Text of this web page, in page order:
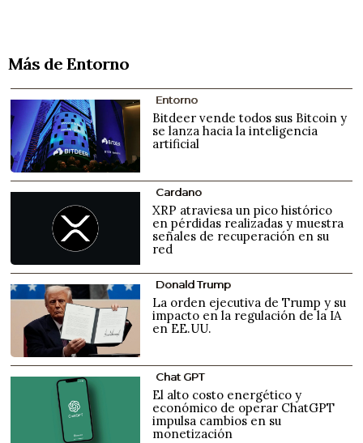
Más de Entorno
Entorno
Bitdeer vende todos sus Bitcoin y
se lanza hacia la inteligencia
artificial
Cardano
XRP atraviesa un pico histórico
en pérdidas realizadas y muestra
señales de recuperación en su
red
Donald Trump
La orden ejecutiva de Trump y su
impacto en la regulación de la IA
en EE.UU.
Chat GPT
El alto costo energético y
económico de operar ChatGPT
impulsa cambios en su
monetización